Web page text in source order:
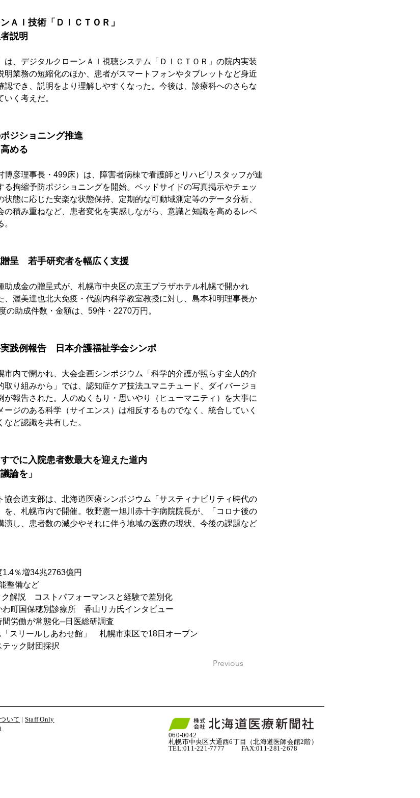
ＡＩ技術「ＤＩＣＴＯＲ」
説明
、デジタルクローンＡＩ視聴システム「ＤＩＣＴＯＲ」の院内実装
明業務の短縮化のほか、患者がスマートフォンやタブレットなど身近
認でき、説明をより理解しやすくなった。今後は、診療科へのさらな
く考えだ。
ジショニング推進
める
彦理事長・499床）は、障害者病棟で看護師とリハビリスタッフが連
る拘縮予防ポジショニングを開始。ベッドサイドの写真掲示やチェッ
態に応じた安楽な状態保持、定期的な可動域測定等のデータ分析、
の積み重ねなど、患者変化を実感しながら、意識と知識を高めるレベ
呈　若手研究者を幅広く支援
成金の贈呈式が、札幌市中央区の京王プラザホテル札幌で開かれ
、渥美達也北大免疫・代謝内科学教室教授に対し、島本和明理事長か
の助成件数・金額は、59件・2270万円。
践例報告　日本介護福祉学会シンポ
内で開かれ、大会企画シンポジウム「科学的介護が照らす全人的介
取り組みから」では、認知症ケア技法ユマニチュード、ダイバージョ
が報告された。人のぬくもり・思いやり（ヒューマニティ）を大事に
ージのある科学（サイエンス）は相反するものでなく、統合していく
ど認識を共有した。
でに入院患者数最大を迎えた道内
論を」
会道支部は、北海道医療シンポジウム「サスティナビリティ時代の
を、札幌市内で開催。牧野憲一旭川赤十字病院院長が、「コロナ後の
演し、患者数の減少やそれに伴う地域の医療の現状、今後の課題など
％増34兆2763億円
整備など
解説　コストパフォーマンスと経験で差別化
町国保穂別診療所　香山リカ氏インタビュー
労働が常態化─日医総研調査
スリールしあわせ館」　札幌市東区で18日オープン
ック財団採択
Previous
いて | Staff Only
060-0042
札幌市中央区大通西6丁目（北海道医師会館2階）
TEL:011-221-7777 FAX:011-281-2678